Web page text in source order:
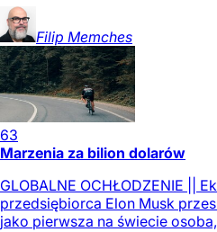
Filip Memches
63
Marzenia za bilion dolarów
GLOBALNE OCHŁODZENIE ||
przedsiębiorca Elon Musk
jako pierwsza na świecie osoba,